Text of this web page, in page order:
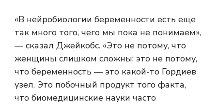
«В нейробиологии беременности есть еще
так много того, чего мы пока не понимаем»,
— сказал Джейкобс. «Это не потому, что
женщины слишком сложны; это не потому,
что беременность — это какой-то Гордиев
узел. Это побочный продукт того факта,
что биомедицинские науки часто